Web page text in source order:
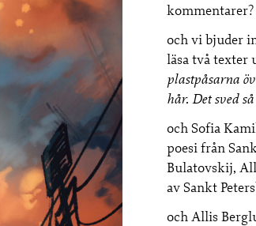
och vi bjuder
läsa två texter
plastpåsarna
hår. Det sved
och Sofia
poesi från
Bulatovskij,
av Sankt
och Allis